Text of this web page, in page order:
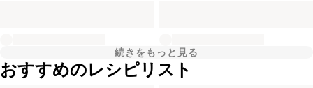
続きをもっと見る
おすすめのレシピリスト